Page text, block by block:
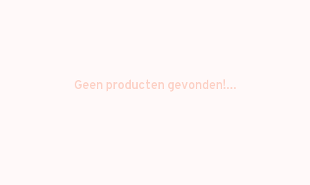
Geen producten gevonden!...